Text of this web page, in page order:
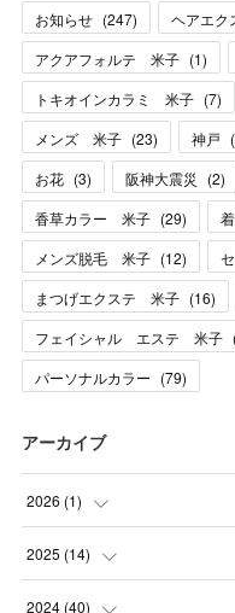
お知らせ (247) ヘアエク
アクアフォルテ 米子 (1)
トキオインカラミ 米子 (7)
メンズ 米子 (23) 神戸 (
お花 (3) 阪神大震災 (2)
香草カラー 米子 (29)
メンズ脱毛 米子 (12)
まつげエクステ 米子 (16)
フェイシャル エステ 米子
パーソナルカラー (79)
アーカイブ
2026 (1)
(1
2025 (14)
(10 )
2024 (40)